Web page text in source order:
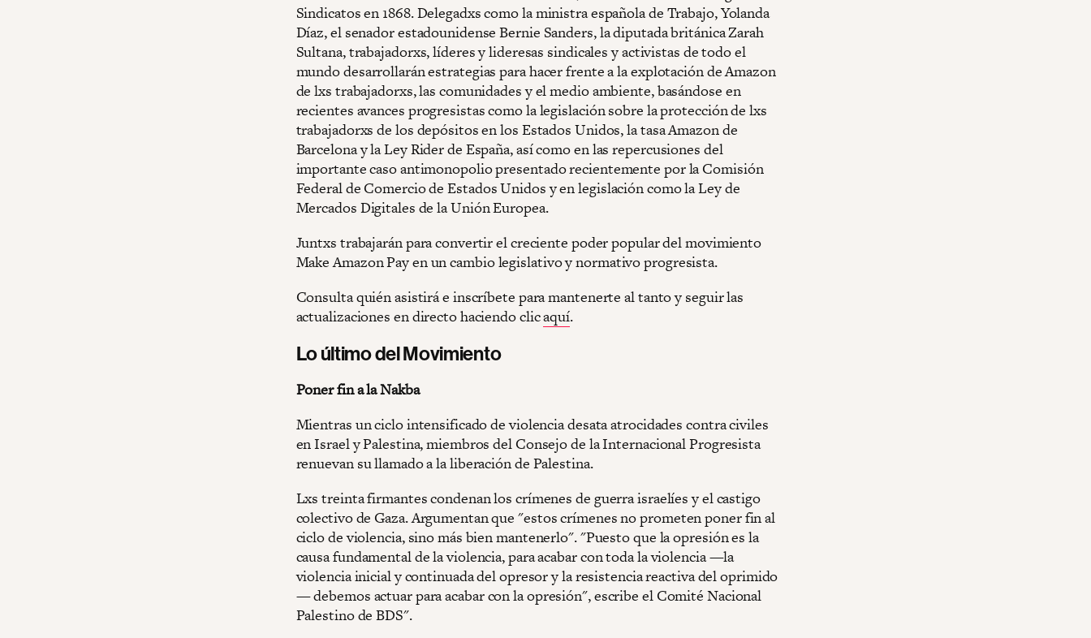
Sindicatos en 1868. Delegadxs como la ministra española de Trabajo, Yolanda
Díaz, el senador estadounidense Bernie Sanders, la diputada británica Zarah
Sultana, trabajadorxs, líderes y lideresas sindicales y activistas de todo el
mundo desarrollarán estrategias para hacer frente a la explotación de Amazon
de lxs trabajadorxs, las comunidades y el medio ambiente, basándose en
recientes avances progresistas como la legislación sobre la protección de lxs
trabajadorxs de los depósitos en los Estados Unidos, la tasa Amazon de
Barcelona y la Ley Rider de España, así como en las repercusiones del
importante caso antimonopolio presentado recientemente por la Comisión
Federal de Comercio de Estados Unidos y en legislación como la Ley de
Mercados Digitales de la Unión Europea.
Juntxs trabajarán para convertir el creciente poder popular del movimiento
Make Amazon Pay en un cambio legislativo y normativo progresista.
Consulta quién asistirá e inscríbete para mantenerte al tanto y seguir las
actualizaciones en directo haciendo clicaquí.
Lo último del Movimiento
Poner fin a la Nakba
Mientras un ciclo intensificado de violencia desata atrocidades contra civiles
en Israel y Palestina, miembros del Consejo de la Internacional Progresista
renuevan su llamado a la liberación de Palestina.
Lxs treinta firmantes condenan los crímenes de guerra israelíes y el castigo
colectivo de Gaza. Argumentan que "estos crímenes no prometen poner fin al
ciclo de violencia, sino más bien mantenerlo". "Puesto que la opresión es la
causa fundamental de la violencia, para acabar con toda la violencia —la
violencia inicial y continuada del opresor y la resistencia reactiva del oprimido
— debemos actuar para acabar con la opresión", escribe el Comité Nacional
Palestino de BDS".